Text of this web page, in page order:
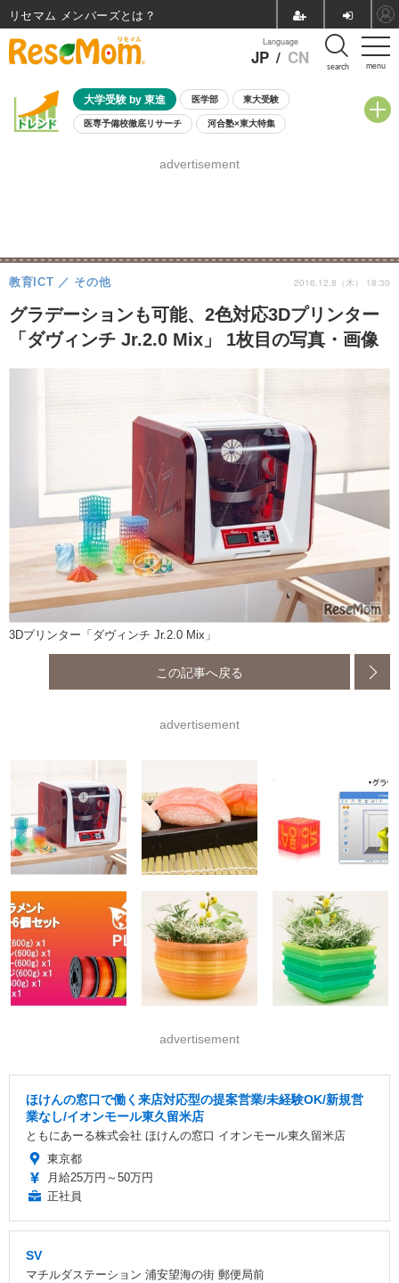
menu
Language
JP / CN search
大学受験 by 東進 医学部 東大受験
医専予備校徹底リサーチ 河合塾×東大特集
8月開催学校説明会・相談会
advertisement
グラデーションも可能、2色対応3Dプリンター
「ダヴィンチ Jr.2.0 Mix」 1枚目の写真・画像
教育ICT その他 2016.12.8（木） 18:30
3Dプリンター「ダヴィンチ Jr.2.0 Mix」
この記事へ戻る
advertisement
advertisement
ほけんの窓口で働く来店対応型の提案営業/未経験OK/新規営
業なし/イオンモール東久留米店
ともにあーる株式会社 ほけんの窓口 イオンモール東久留米店
東京都
月給25万円～50万円
正社員
SV
マチルダステーション 浦安望海の街 郵便局前
リセマム メンバーズ